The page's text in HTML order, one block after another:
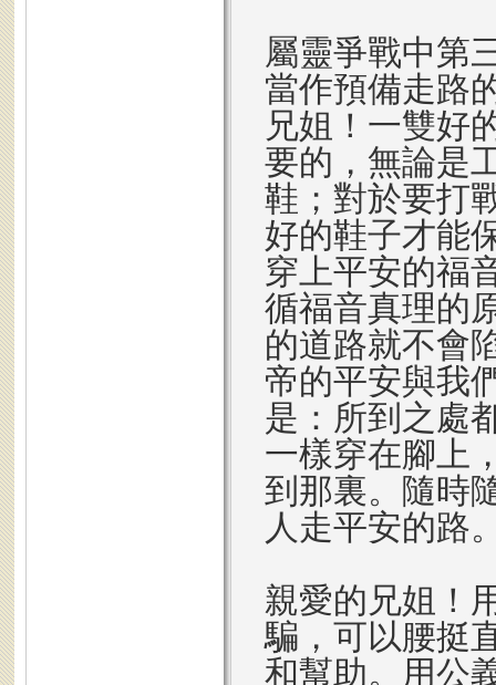
屬靈爭戰中第
當作預備走路
兄姐！一雙好
要的，無論是
鞋；對於要打
好的鞋子才能
穿上平安的福
循福音真理的
的道路就不會
帝的平安與我
是：所到之處
一樣穿在腳上
到那裏。隨時
人走平安的路
親愛的兄姐！
騙，可以腰挺
和幫助。用公